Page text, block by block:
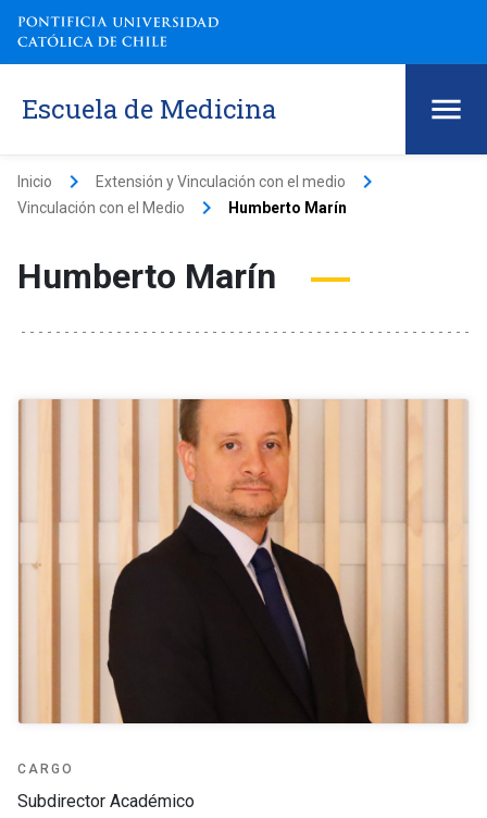
Escuela de Medicina
Inicio keyboard_arrow_right Extensión y Vinculación con el medio keyboard_arrow_right
Vinculación con el Medio keyboard_arrow_right Humberto Marín
Humberto Marín
CARGO
Subdirector Académico